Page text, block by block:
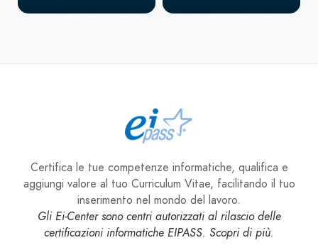
Certifica le tue competenze informatiche, qualifica e
aggiungi valore al tuo Curriculum Vitae, facilitando il tuo
inserimento nel mondo del lavoro.
Gli Ei-Center sono centri autorizzati al rilascio delle
certificazioni informatiche EIPASS. Scopri di più.